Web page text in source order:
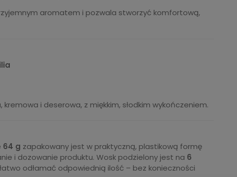
aromatem i pozwala stworzyć komfortową,
i deserowa, z miękkim, słodkim wykończeniem.
64 g zapakowany jest w praktyczną, plastikową formę
i dozowanie produktu. Wosk podzielony jest na 6
odłamać odpowiednią ilość – bez konieczności